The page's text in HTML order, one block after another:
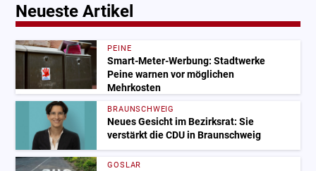
Neueste Artikel
PEINE
Smart-Meter-Werbung: Stadtwerke
Peine warnen vor möglichen
Mehrkosten
BRAUNSCHWEIG
Neues Gesicht im Bezirksrat: Sie
verstärkt die CDU in Braunschweig
GOSLAR